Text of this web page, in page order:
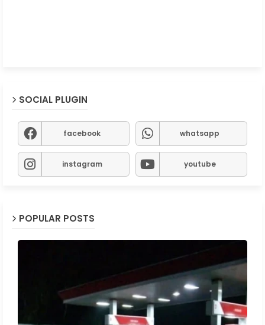
SOCIAL PLUGIN
facebook whatsapp
instagram youtube
POPULAR POSTS